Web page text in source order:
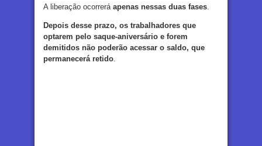
A liberação ocorrerá apenas nessas duas fases
Depois desse prazo, os trabalhadores que
optarem pelo saque-aniversário e forem
demitidos não poderão acessar o saldo, que
permanecerá retido